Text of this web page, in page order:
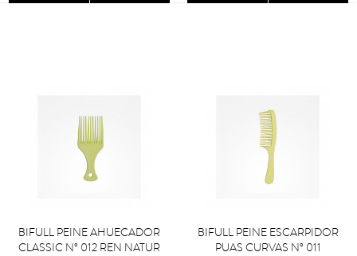
BIFULL PEINE AHUECADOR
CLASSIC Nº 012 REN NATUR
BIFULL PEINE ESCARPIDOR
PUAS CURVAS Nº 011